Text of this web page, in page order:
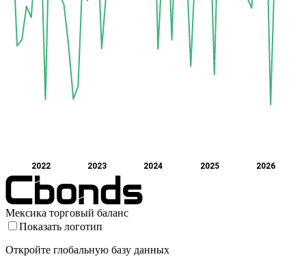
2022 2023 2024 2025 2026
Мексика торговый баланс
Показать логотип
Откройте глобальную базу данных